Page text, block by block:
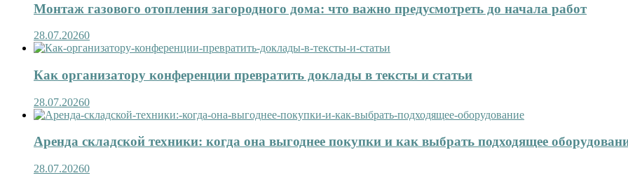
Монтаж газового отопления загородного дома: что важно предусмотреть до начала работ
28.07.20260
Как организатору конференции превратить доклады в тексты и статьи
28.07.20260
Аренда складской техники: когда она выгоднее покупки и как выбрать подходящее
28.07.20260